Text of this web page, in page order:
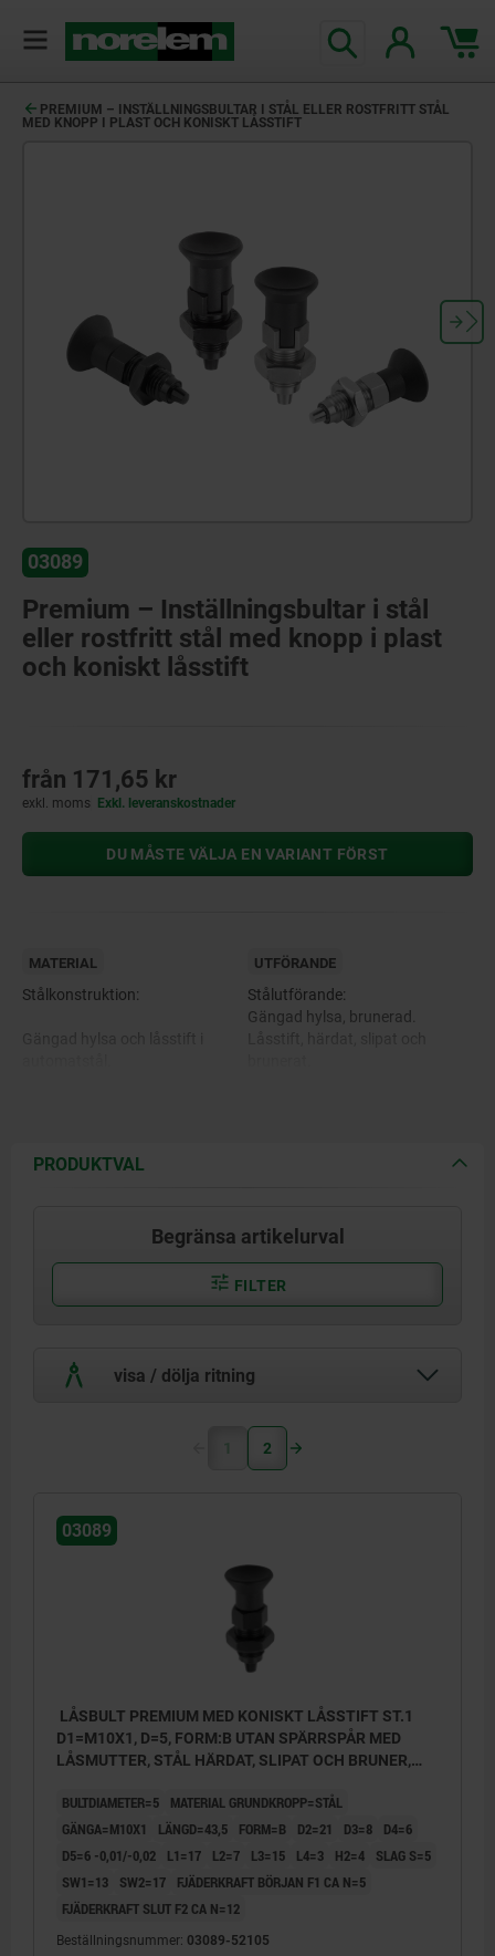
PREMIUM – INSTÄLLNINGSBULTAR I STÅL ELLER ROSTFRITT STÅL
MED KNOPP I PLAST OCH KONISKT LÅSSTIFT
03089
Premium – Inställningsbultar i stål
eller rostfritt stål med knopp i plast
och koniskt låsstift
från 171,65 kr
exkl. moms Exkl. leveranskostnader
DU MÅSTE VÄLJA EN VARIANT FÖRST
MATERIAL
Stålkonstruktion:
UTFÖRANDE
Stålutförande:
Gängad hylsa, brunerad.
RAL7021.
PRODUKTVAL
Begränsa artikelurval
FILTER
visa / dölja ritning
1 2
03089
LÅSBULT PREMIUM MED KONISKT LÅSSTIFT ST.1
D1=M10X1, D=5, FORM:B UTAN SPÄRRSPÅR MED
LÅSMUTTER, STÅL HÄRDAT, SLIPAT OCH BRUNER,
BULTDIAMETER=5
MATERIAL GRUNDKROPP=STÅL
GÄNGA=M10X1
LÄNGD=43,5 FORM=B D2=21 D3=8
D4=6
D5=6 -0,01/-0,02
L1=17 L2=7 L3=15 L4=3 H2=4
SLAG S=5
SW1=13
SW2=17
FJÄDERKRAFT BÖRJAN F1 CA N=5
FJÄDERKRAFT SLUT F2 CA N=12
Beställningsnummer: 03089-52105